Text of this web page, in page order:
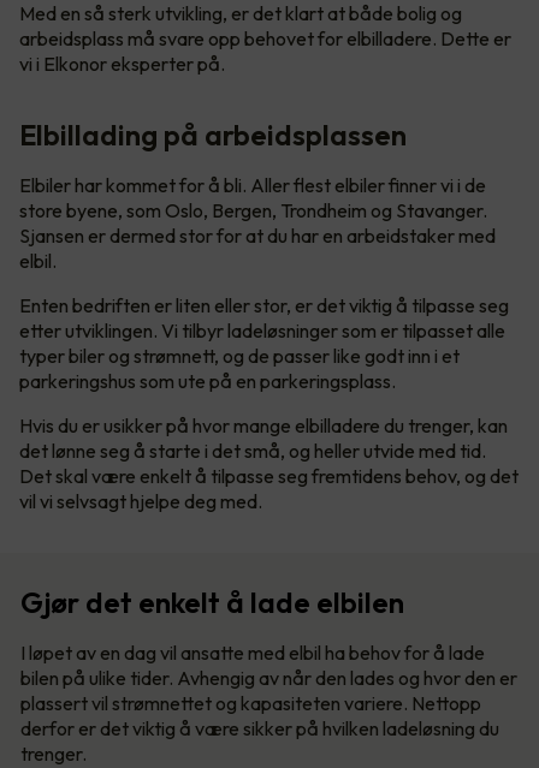
Med en så sterk utvikling, er det klart at både bolig og
arbeidsplass må svare opp behovet for elbilladere. Dette er
vi i Elkonor eksperter på.
Elbillading på arbeidsplassen
Elbiler har kommet for å bli. Aller flest elbiler finner vi i de
store byene, som Oslo, Bergen, Trondheim og Stavanger.
Sjansen er dermed stor for at du har en arbeidstaker med
elbil.
Enten bedriften er liten eller stor, er det viktig å tilpasse seg
etter utviklingen. Vi tilbyr ladeløsninger som er tilpasset alle
typer biler og strømnett, og de passer like godt inn i et
parkeringshus som ute på en parkeringsplass.
Hvis du er usikker på hvor mange elbilladere du trenger, kan
det lønne seg å starte i det små, og heller utvide med tid.
Det skal være enkelt å tilpasse seg fremtidens behov, og det
vil vi selvsagt hjelpe deg med.
Gjør det enkelt å lade elbilen
I løpet av en dag vil ansatte med elbil ha behov for å lade
bilen på ulike tider. Avhengig av når den lades og hvor den er
plassert vil strømnettet og kapasiteten variere. Nettopp
derfor er det viktig å være sikker på hvilken ladeløsning du
trenger.